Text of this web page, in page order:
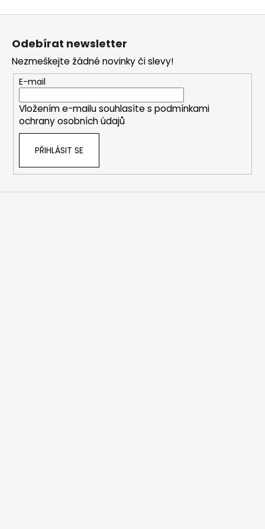
Z
Odebírat newsletter
Nezmeškejte žádné novinky či slevy!
E-mail
Vložením e-mailu souhlasíte s podmínkami
ochrany osobních údajů
PŘIHLÁSIT SE